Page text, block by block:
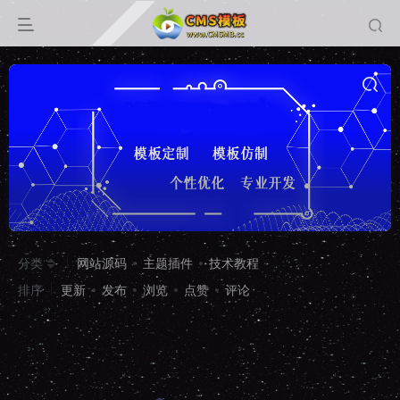
分类 网站源码 主题插件
技术教程
排序
更新 发布 浏览 点赞 评论